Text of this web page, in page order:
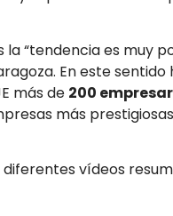
“tendencia es muy
En este sentido
más de 200
más
diferentes vídeos